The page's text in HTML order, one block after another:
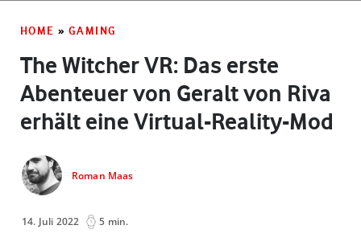
HOME » GAMING
The Witcher VR: Das erste
Abenteuer von Geralt von Riva
erhält eine Virtual-Reality-Mod
Roman Maas
14. Juli 2022 5 min.